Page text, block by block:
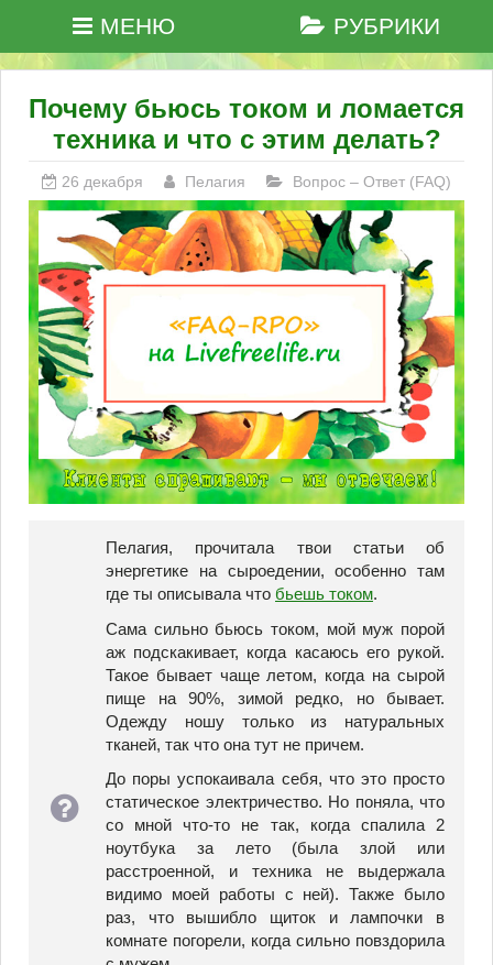
МЕНЮ РУБРИКИ
Почему бьюсь током и ломается
техника и что с этим делать?
26 декабря Пелагия Вопрос – Ответ (FAQ)
Пелагия, прочитала твои статьи об
энергетике на сыроедении, особенно там
где ты описывала что бьешь током.
Сама сильно бьюсь током, мой муж порой
аж подскакивает, когда касаюсь его рукой.
Такое бывает чаще летом, когда на сырой
пище на 90%, зимой редко, но бывает.
Одежду ношу только из натуральных
тканей, так что она тут не причем.
До поры успокаивала себя, что это просто
статическое электричество. Но поняла, что
со мной что-то не так, когда спалила 2
ноутбука за лето (была злой или
расстроенной, и техника не выдержала
видимо моей работы с ней). Также было
раз, что вышибло щиток и лампочки в
комнате погорели, когда сильно повздорила